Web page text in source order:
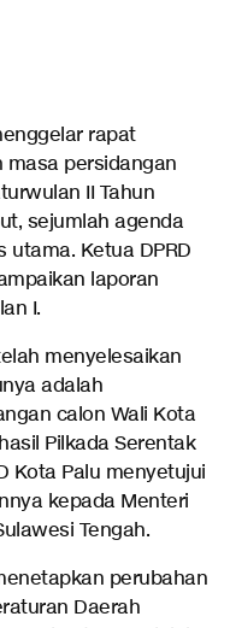
rapat
persidangan
II Tahun
sejumlah agenda
utama. Ketua DPRD
laporan
I.
menyelesaikan
adalah
calon Wali Kota
Pilkada Serentak
Kota Palu menyetujui
kepada Menteri
Tengah.
perubahan
Daerah